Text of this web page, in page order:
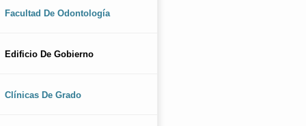
Facultad De Odontología
Edificio De Gobierno
Clínicas De Grado